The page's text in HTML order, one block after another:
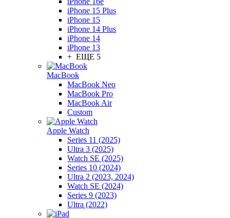
iPhone 15 Plus
iPhone 15
iPhone 14 Plus
iPhone 14
iPhone 13
+ ЕЩЕ 5
MacBook
MacBook Neo
MacBook Pro
MacBook Air
Custom
Apple Watch
Series 11 (2025)
Ultra 3 (2025)
Watch SE (2025)
Series 10 (2024)
Ultra 2 (2023, 2024)
Watch SE (2024)
Series 9 (2023)
Ultra (2022)